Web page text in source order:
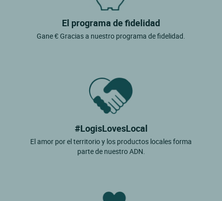
El programa de fidelidad
Gane € Gracias a nuestro programa de fidelidad.
#LogisLovesLocal
El amor por el territorio y los productos locales forma
parte de nuestro ADN.